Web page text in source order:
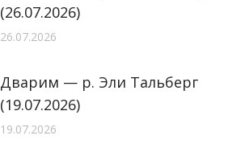
(26.07.2026)
26.07.2026
Дварим — р. Эли Тальберг
(19.07.2026)
19.07.2026